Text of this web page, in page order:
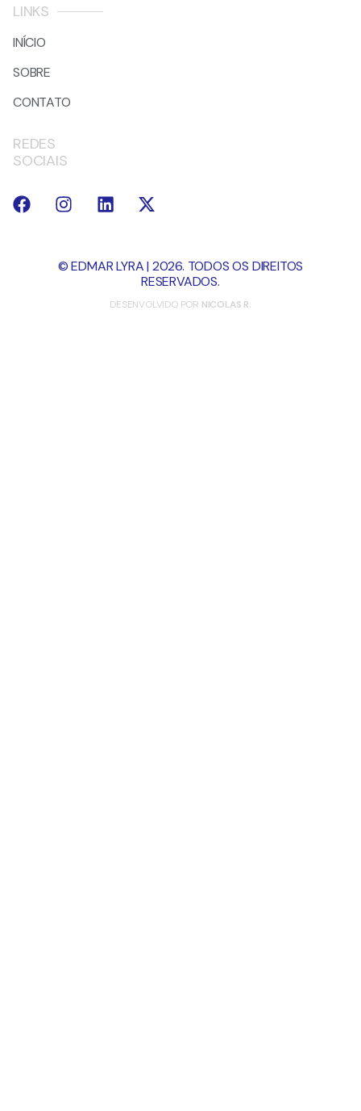
LINKS
INÍCIO
SOBRE
CONTATO
REDES
SOCIAIS
© EDMAR LYRA | 2026. TODOS OS DIREITOS
RESERVADOS.
DESENVOLVIDO POR NICOLAS R.